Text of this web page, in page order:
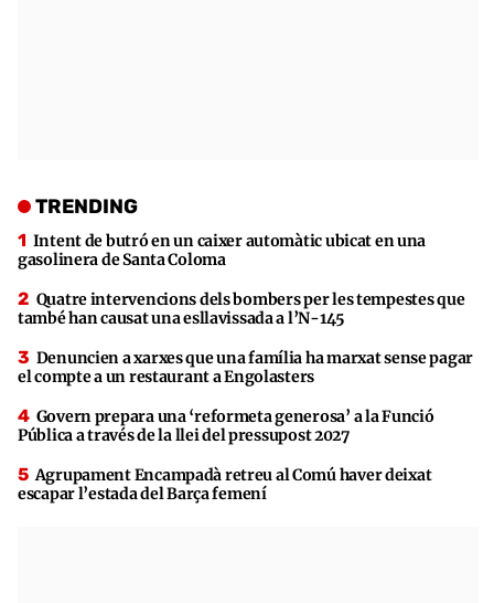
TRENDING
Intent de butró en un caixer automàtic ubicat en una
gasolinera de Santa Coloma
Quatre intervencions dels bombers per les tempestes que
també han causat una esllavissada a l’N-145
Denuncien a xarxes que una família ha marxat sense pagar
el compte a un restaurant a Engolasters
Govern prepara una ‘reformeta generosa’ a la Funció
Pública a través de la llei del pressupost 2027
Agrupament Encampadà retreu al Comú haver deixat
escapar l’estada del Barça femení